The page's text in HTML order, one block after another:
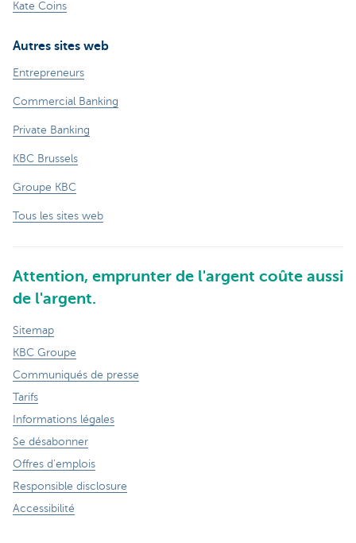
Kate Coins
Autres sites web
Entrepreneurs
Commercial Banking
Private Banking
KBC Brussels
Groupe KBC
Tous les sites web
Attention, emprunter de l'argent coûte aussi
de l'argent.
Sitemap
KBC Groupe
Communiqués de presse
Tarifs
Informations légales
Se désabonner
Offres d'emplois
Responsible disclosure
Accessibilité